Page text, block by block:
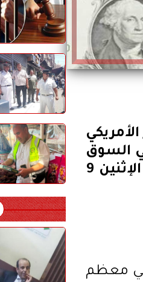
وسط هدوء في السوق
المصرفي نتيجة الإجازة الرسمية للبنوك التي تستمر حتى يوم الإثنين 9
في معظم